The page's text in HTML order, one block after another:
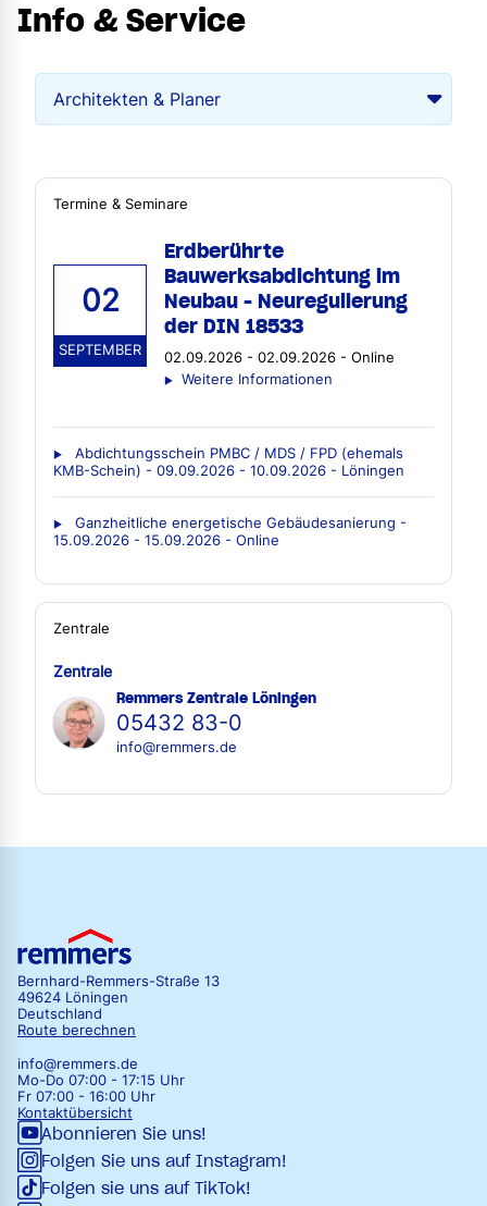
Info & Service
Termine & Seminare
02
SEPTEMBER
Erdberührte
Bauwerksabdichtung im
Neubau - Neuregulierung
der DIN 18533
02.09.2026 - 02.09.2026 - Online
Weitere Informationen
Abdichtungsschein PMBC / MDS / FPD (ehemals
KMB-Schein) - 09.09.2026 - 10.09.2026 - Löningen
Ganzheitliche energetische Gebäudesanierung -
15.09.2026 - 15.09.2026 - Online
Zentrale
Zentrale
Remmers Zentrale Löningen
05432 83-0
info@remmers.de
Bernhard-Remmers-Straße 13
49624 Löningen
Deutschland
Route berechnen
info@remmers.de
Mo-Do 07:00 - 17:15 Uhr
Fr 07:00 - 16:00 Uhr
Kontaktübersicht
Abonnieren Sie uns!
Folgen Sie uns auf Instagram!
Folgen sie uns auf TikTok!